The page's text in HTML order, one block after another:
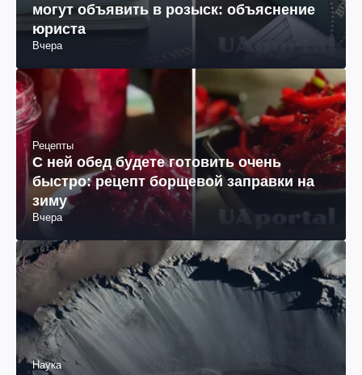
могут объявить в розыск: объяснение
юриста
Вчера
Рецепты
С ней обед будете готовить очень
быстро: рецепт борщевой заправки на
зиму
Вчера
Наука